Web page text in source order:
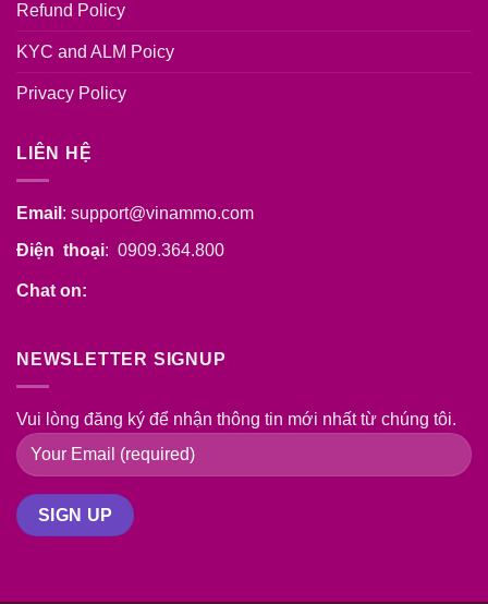
Refund Policy
KYC and ALM Poicy
Privacy Policy
LIÊN HỆ
Email : support@vinammo.com
Điện thoại: 0909.364.800
Chat on:
NEWSLETTER SIGNUP
Vui lòng đăng ký để nhận thông tin mới nhất từ chúng tôi.